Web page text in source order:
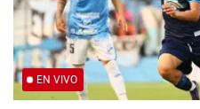
EN VIVO